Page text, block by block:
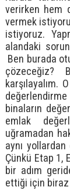
verirken hem
vermek
istiyoruz.
alandaki
Ben burada
çözeceğiz?
karşılayalım.
binaların
emlak
uğramadan
aynı
Çünkü Etap 1,
bir adım
ettiği için biraz